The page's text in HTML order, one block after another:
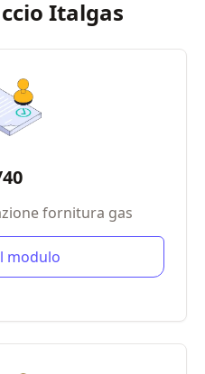
Italgas
fornitura gas
modulo